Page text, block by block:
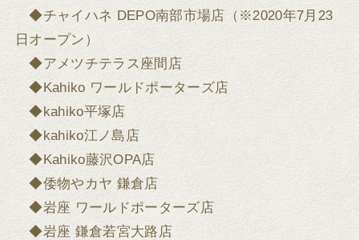
◆チャイハネ DEPO南部市場店（※2020年7月23
日オープン）
◆アメツチテラス座間店
◆Kahiko ワールドポーターズ店
◆kahiko平塚店
◆kahiko江ノ島店
◆Kahiko藤沢OPA店
◆倭物やカヤ 鎌倉店
◆岩座 ワールドポーターズ店
◆岩座 鎌倉若宮大路店